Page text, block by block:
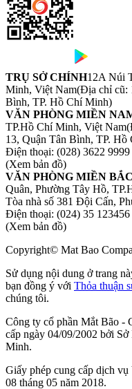
TRỤ SỞ CHÍNH12A Núi
Minh, Việt Nam(Địa chỉ cũ:
Bình, TP. Hồ Chí Minh)
VĂN PHÒNG MIỀN
TP.Hồ Chí Minh, Việt Nam
13, Quận Tân Bình, TP. Hồ
Điện thoại: (028) 3622 9999
(Xem bản đồ)
VĂN PHÒNG MIỀN BẮC
Quân, Phường Tây Hồ,
Tòa nhà số 381 Đội Cấn,
Điện thoại: (024) 35 123456
(Xem bản đồ)
Copyright© Mat Bao
Sử dụng nội dung ở trang
bạn đồng ý với Thỏa thuận
chúng tôi.
Công ty cổ phần Mắt Bão -
cấp ngày 04/09/2002 bởi
Minh.
Giấy phép cung cấp dịch
08 tháng 05 năm 2018.